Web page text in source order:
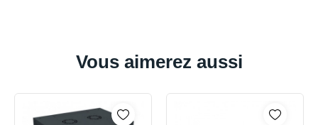
Vous aimerez aussi